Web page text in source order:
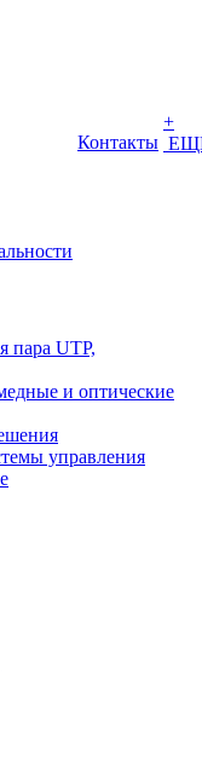
Контакты
+
пара UTP,
и оптические
управления